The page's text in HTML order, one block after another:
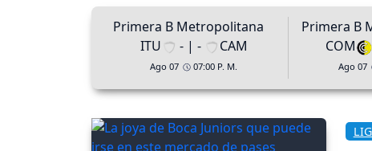
Primera B Metropolitana
ITU
- | - CAM
Ago 07 07:00 P. M.
Primera B
COM
Ago 07